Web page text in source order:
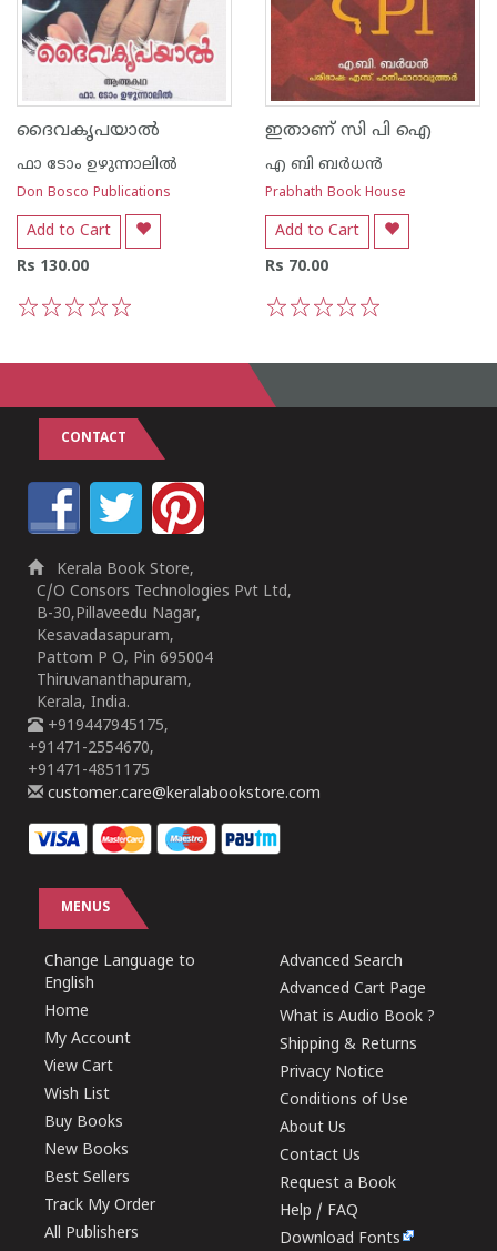
ദൈവകൃപയാല്‍
ഫാ ടോം ഉഴുന്നാലില്‍
Don Bosco Publications
Add to Cart
Rs 130.00
ഇതാണ് സി പി ഐ
എ ബി ബര്‍ധന്‍
Prabhath Book House
Add to Cart
Rs 70.00
CONTACT
Kerala Book Store,
C/O Consors Technologies Pvt Ltd,
B-30,Pillaveedu Nagar,
Kesavadasapuram,
Pattom P O, Pin 695004
Thiruvananthapuram,
Kerala, India.
+919447945175,
+91471-2554670,
+91471-4851175
customer.care@keralabookstore.com
MENUS
Change Language to
English
Home
My Account
View Cart
Wish List
Buy Books
New Books
Best Sellers
Track My Order
All Publishers
Advanced Search
Advanced Cart Page
What is Audio Book ?
Shipping & Returns
Privacy Notice
Conditions of Use
About Us
Contact Us
Request a Book
Help / FAQ
Download Fonts